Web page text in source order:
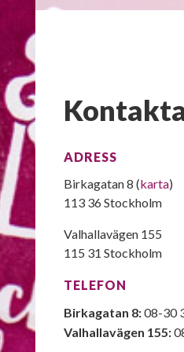
ADRESS
Birkagatan 8 (karta)
113 36 Stockholm
Valhallavägen 155
115 31 Stockholm
TELEFON
Birkagatan 8:08-30
Valhallavägen 155: